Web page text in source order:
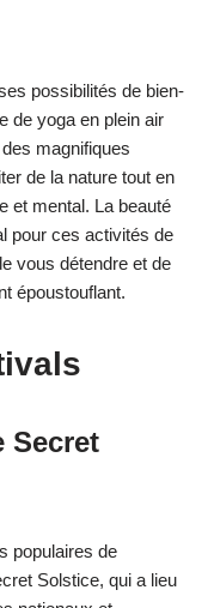
possibilités de bien-
de yoga en plein air
magnifiques
de la nature tout en
et mental. La beauté
pour ces activités de
vous détendre et de
époustouflant.
Secret
populaires de
Solstice, qui a lieu